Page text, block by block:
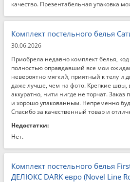
качество. Презентабельная упаковка
Комплект постельного белья
30.06.2026
Приобрела недавно комплект белья,
полностью оправдавший все мои
невероятно мягкий, приятный к телу и
даже лучше, чем на фото. Крепкие швы,
аккуратно, нити нигде не торчат.
и хорошо упакованным. Непременно
Спасибо за качественный товар и
Недостатки:
Нет.
Комплект постельного белья
ДЕЛЮКС DARK евро (Novel Line